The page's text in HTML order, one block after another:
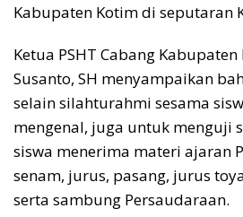
Kabupaten Kotim di seputaran
Ketua PSHT Cabang
Susanto, SH menyampaikan
selain silahturahmi sesama
mengenal, juga untuk menguji
siswa menerima materi ajaran
senam, jurus, pasang, jurus
serta sambung Persaudaraan.